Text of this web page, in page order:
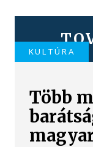
KULTÚRA
Több